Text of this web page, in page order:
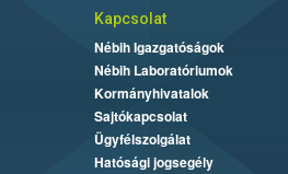
Kapcsolat
Nébih Igazgatóságok
Nébih Laboratóriumok
Kormányhivatalok
Sajtókapcsolat
Ügyfélszolgálat
Hatósági jogsegély